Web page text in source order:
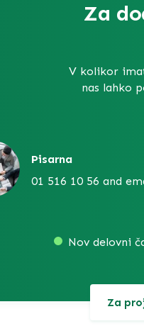
Za
V kolikor
nas lahko
Pisarna
01 516 10 56 and
Nov delovni
Za